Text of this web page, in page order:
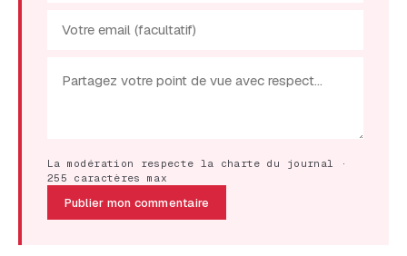
La modération respecte la charte du journal ·
255 caractères max
Publier mon commentaire